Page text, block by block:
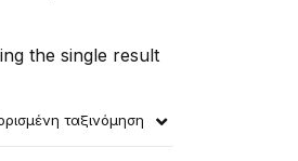
the single result
ταξινόμηση